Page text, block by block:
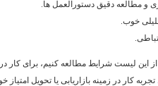
و مطالعه دقیق دستورالعمل ها.
خوب.
از این لیست شرایط مطالعه کنیم، برای کار
کار در زمینه بازاریابی یا تحویل امتیاز